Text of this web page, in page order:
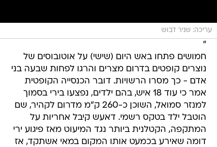
עריכה: שניר דבוש
"
חמושים פתחו באש היום (שישי) על אוטובוסים של
נוצרים קופטים בדרום מצרים והרגו לפחות שבעה בני
אדם - כך מסרו הרשויות. דובר הכנסייה הקופטית
אמר כי עוד 18 איש, בהם ילדים, נפצעו בירי בסמוך
למנזר סמואל, השוכן כ-260 ק"מ מדרום לקהיר, שם
הוטבל ילד בטקס רשמי. דאעש קיבל אחריות על
המתקפה, הקטלנית ביותר נגד המיעוט מאז פיגוע ירי
דומה שאירע בכמעט אותו המקום במאי אשתקד, אז